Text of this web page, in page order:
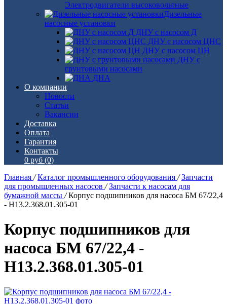
Электродвигатели высоковольтные
Дизельные
насосные установки
ДНУ с насосом Д
ДНУ с насосом ЦНС
ДНУ с насосом ЦН
ДНУ с
грунтовыми насосами
ДНА
О компании
Новости
Статьи
Вакансии
Доставка
Оплата
Гарантия
Контакты
0 руб (0)
Главная / Каталог промышленного оборудования / Запчасти
для промышленных насосов / Запчасти к насосам для
бумажной массы / Корпус подшипников для насоса БМ 67/22,4
- Н13.2.368.01.305-01
Корпус подшипников для
насоса БМ 67/22,4 -
Н13.2.368.01.305-01